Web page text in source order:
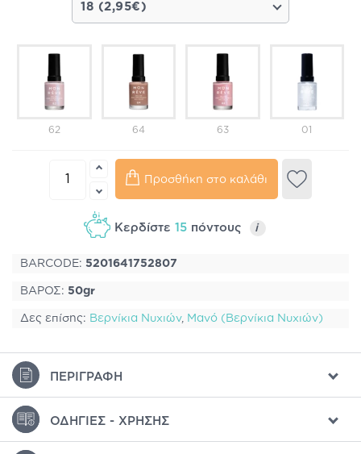
18 (2,95€)
62 64 63 01
Προσθήκη στο καλάθι
Κερδίστε 15πόντους i
BARCODE: 5201641752807
ΒΑΡΟΣ: 50gr
Δες επίσης: Βερνίκια Νυχιών, Μανό (Βερνίκια Νυχιών)
ΠΕΡΙΓΡΑΦΉ
ΟΔΗΓΊΕΣ - ΧΡΉΣΗΣ